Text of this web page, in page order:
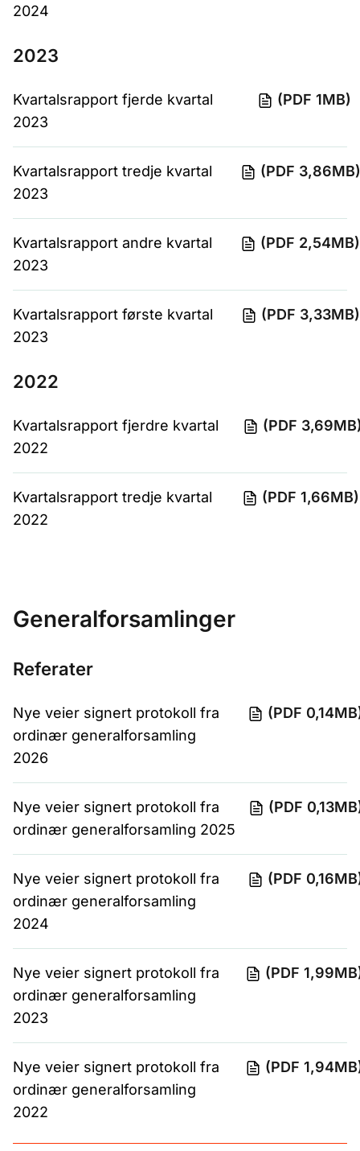
2024
2023
Kvartalsrapport fjerde kvartal
2023
(PDF 1MB)
Kvartalsrapport tredje kvartal
2023
(PDF 3,86MB)
Kvartalsrapport andre kvartal
2023
(PDF 2,54MB)
Kvartalsrapport første kvartal
2023
(PDF 3,33MB)
2022
Kvartalsrapport fjerdre kvartal
2022
(PDF
Kvartalsrapport tredje kvartal
2022
(PDF 1,66MB)
Generalforsamlinger
Referater
Nye veier signert protokoll fra
ordinær generalforsamling
2026
(PDF
Nye veier signert protokoll fra
ordinær generalforsamling 2025
(PDF
Nye veier signert protokoll fra
ordinær generalforsamling
2024
(PDF
Nye veier signert protokoll fra
ordinær generalforsamling
2023
(PDF
Nye veier signert protokoll fra
ordinær generalforsamling
2022
(PDF